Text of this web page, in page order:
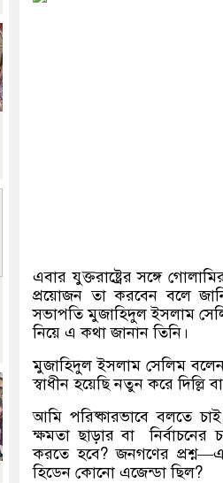
এবার যুক্তরাষ্ট্রের সঙ্গে
প্রয়োজন তা করবেন বলে
সভাপতি মুজাহিদুল ইসলাম
নিয়ে এ কথা জানান তিনি।
মুজাহিদুল ইসলাম সেলিম
স্বাধীন হয়েছি নতুন করে দিল্লি
আমি পরিষ্কারভাবে বলতে চাই
ক্ষমতা ছাড়ার বা
করতে হবে?জনগণের প্রশ্ন—
হিডেন কোনো এজেন্ডা ছিল?